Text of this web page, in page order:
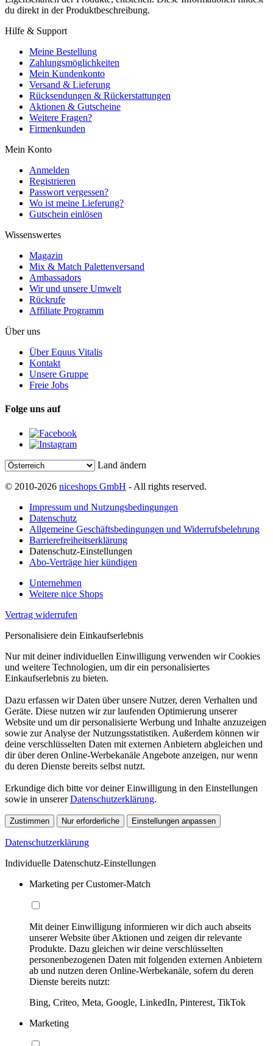
du direkt in der Produktbeschreibung.
Hilfe & Support
Meine Bestellung
Zahlungsmöglichkeiten
Mein Kundenkonto
Versand & Lieferung
Rücksendungen & Rückerstattungen
Aktionen & Gutscheine
Weitere Fragen?
Firmenkunden
Mein Konto
Anmelden
Registrieren
Passwort vergessen?
Wo ist meine Lieferung?
Gutschein einlösen
Wissenswertes
Magazin
Mix & Match Palettenversand
Ambassadors
Wir und unsere Umwelt
Rückrufe
Affiliate Programm
Über uns
Über Equus Vitalis
Kontakt
Unsere Gruppe
Freie Jobs
Folge uns auf
Land ändern
© 2010-2026 niceshops GmbH - All rights reserved.
Impressum und Nutzungsbedingungen
Datenschutz
Allgemeine Geschäftsbedingungen und Widerrufsbelehrung
Barrierefreiheitserklärung
Datenschutz-Einstellungen
Abo-Verträge hier kündigen
Unternehmen
Weitere nice Shops
Vertrag widerrufen
Personalisiere dein Einkaufserlebnis
Nur mit deiner individuellen Einwilligung verwenden wir Cookies
und weitere Technologien, um dir ein personalisiertes
Einkaufserlebnis zu bieten.
Dazu erfassen wir Daten über unsere Nutzer, deren Verhalten und
Geräte. Diese nutzen wir zur laufenden Optimierung unserer
Website und um dir personalisierte Werbung und Inhalte anzuzeigen
sowie zur Analyse der Nutzungsstatistiken. Außerdem können wir
deine verschlüsselten Daten mit externen Anbietern abgleichen und
dir über deren Online-Werbekanäle Angebote anzeigen, nur wenn
du deren Dienste bereits selbst nutzt.
Erkundige dich bitte vor deiner Einwilligung in den Einstellungen
sowie in unsererDatenschutzerklärung.
Zustimmen Nur erforderliche Einstellungen anpassen
Datenschutzerklärung
Individuelle Datenschutz-Einstellungen
Marketing per Customer-Match
Mit deiner Einwilligung informieren wir dich auch abseits
unserer Website über Aktionen und zeigen dir relevante
Produkte. Dazu gleichen wir deine verschlüsselten
personenbezogenen Daten mit folgenden externen Anbietern
ab und nutzen deren Online-Werbekanäle, sofern du deren
Dienste bereits nutzt:
Bing, Criteo, Meta, Google, LinkedIn, Pinterest, TikTok
Marketing